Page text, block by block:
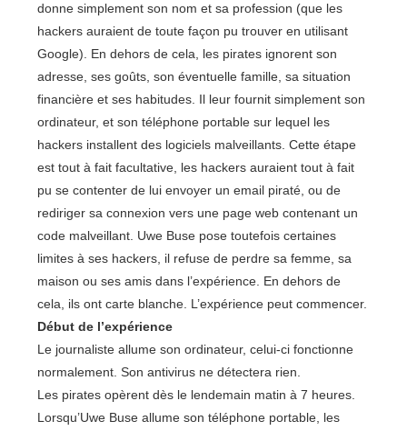
donne simplement son nom et sa profession (que les
hackers auraient de toute façon pu trouver en utilisant
Google). En dehors de cela, les pirates ignorent son
adresse, ses goûts, son éventuelle famille, sa situation
financière et ses habitudes. Il leur fournit simplement son
ordinateur, et son téléphone portable sur lequel les
hackers installent des logiciels malveillants. Cette étape
est tout à fait facultative, les hackers auraient tout à fait
pu se contenter de lui envoyer un email piraté, ou de
rediriger sa connexion vers une page web contenant un
code malveillant. Uwe Buse pose toutefois certaines
limites à ses hackers, il refuse de perdre sa femme, sa
maison ou ses amis dans l’expérience. En dehors de
cela, ils ont carte blanche. L’expérience peut commencer.
Début de l’expérience
Le journaliste allume son ordinateur, celui-ci fonctionne
normalement. Son antivirus ne détectera rien.
Les pirates opèrent dès le lendemain matin à 7 heures.
Lorsqu’Uwe Buse allume son téléphone portable, les